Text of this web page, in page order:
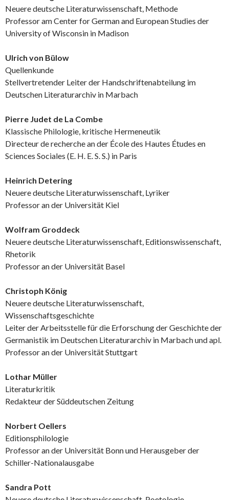
Neuere deutsche Literaturwissenschaft, Methode
Professor am Center for German and European Studies der
University of Wisconsin in Madison
Ulrich von Bülow
Quellenkunde
Stellvertretender Leiter der Handschriftenabteilung im
Deutschen Literaturarchiv in Marbach
Pierre Judet de La Combe
Klassische Philologie, kritische Hermeneutik
Directeur de recherche an der École des Hautes Études en
Sciences Sociales (E. H. E. S. S.) in Paris
Heinrich Detering
Neuere deutsche Literaturwissenschaft, Lyriker
Professor an der Universität Kiel
Wolfram Groddeck
Neuere deutsche Literaturwissenschaft, Editionswissenschaft,
Rhetorik
Professor an der Universität Basel
Christoph König
Neuere deutsche Literaturwissenschaft,
Wissenschaftsgeschichte
Leiter der Arbeitsstelle für die Erforschung der Geschichte der
Germanistik im Deutschen Literaturarchiv in Marbach und apl.
Professor an der Universität Stuttgart
Lothar Müller
Literaturkritik
Redakteur der Süddeutschen Zeitung
Norbert Oellers
Editionsphilologie
Professor an der Universität Bonn und Herausgeber der
Schiller-Nationalausgabe
Sandra Pott